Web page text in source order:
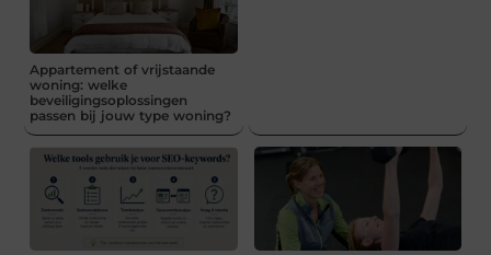
Appartement of vrijstaande
woning: welke
beveiligingsoplossingen
passen bij jouw type woning?